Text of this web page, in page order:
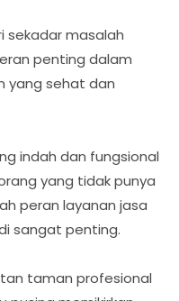
sekadar masalah
penting dalam
yang sehat dan
indah dan fungsional
yang tidak punya
peran layanan jasa
sangat penting.
taman profesional